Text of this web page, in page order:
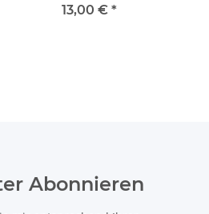
Trommeldichtung
13,00 € *
Abonnieren